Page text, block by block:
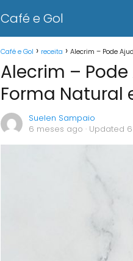
Café e Gol
Café e Gol receita Alecrim – Pode
Alecrim –
Forma Natural
Suelen Sampaio
6 meses ago · Updated